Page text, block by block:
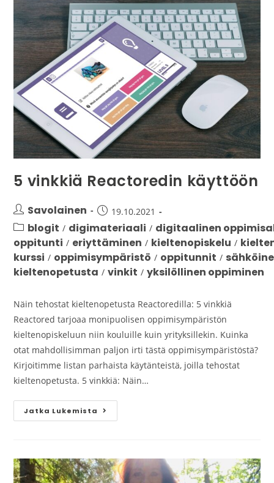
5 vinkkiä Reactoredin käyttöön
Savolainen 19.10.2021
blogit / digimateriaali / digitaalinen
oppitunti / eriyttäminen / kieltenopiskelu /
kurssi / oppimisympäristö / oppitunnit /
kieltenopetusta / vinkit / yksilöllinen oppiminen
Näin tehostat kieltenopetusta Reactoredilla: 5 vinkkiä
Reactored tarjoaa monipuolisen oppimisympäristön
kieltenopiskeluun niin kouluille kuin yrityksillekin. Kuinka
otat mahdollisimman paljon irti tästä oppimisympäristöstä?
Kirjoitimme listan parhaista käytänteistä, joilla tehostat
kieltenopetusta. 5 vinkkiä: Näin…
Jatka Lukemista